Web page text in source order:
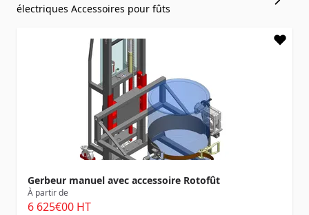
électriques Accessoires pour fûts
Gerbeur manuel avec accessoire Rotofût
À partir de
6 625€00 HT